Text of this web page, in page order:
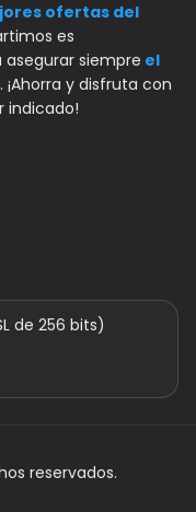
ofertas del
es
siempre el
. ¡Ahorra y disfruta con
indicado!
de 256 bits)
reservados.